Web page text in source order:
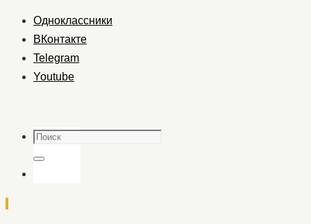
Одноклассники
ВКонтакте
Telegram
Youtube
Поиск
Поиск